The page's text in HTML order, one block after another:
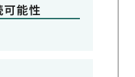
能性